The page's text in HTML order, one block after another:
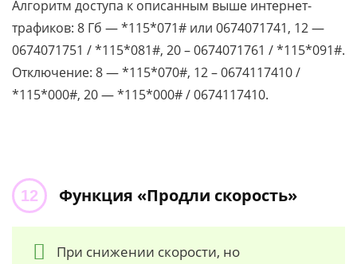
Алгоритм доступа к описанным выше интернет-
трафиков: 8 Гб — *115*071# или 0674071741, 12 —
0674071751 / *115*081#, 20 – 0674071761 / *115*091#.
Отключение: 8 — *115*070#, 12 – 0674117410 /
*115*000#, 20 — *115*000# / 0674117410.
Функция «Продли скорость»
При снижении скорости, но